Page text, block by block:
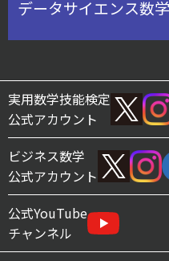
データサイエンス数学
実用数学技能検定
公式アカウント
ビジネス数学
公式アカウント
公式YouTube
チャンネル